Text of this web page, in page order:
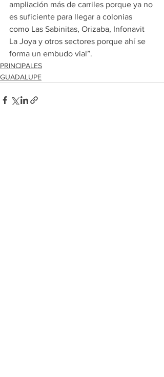
ampliación más de carriles porque ya no
es suficiente para llegar a colonias
como Las Sabinitas, Orizaba, Infonavit
La Joya y otros sectores porque ahí se
forma un embudo vial”.
PRINCIPALES
GUADALUPE